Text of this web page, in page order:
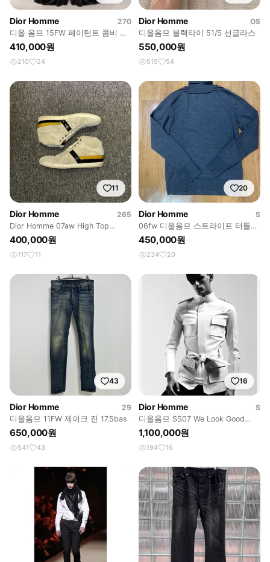
Dior Homme
270
디올 옴므 15FW 페이턴트 콤비 로
우탑 스니커즈 블랙 41.5
410,000원
210 24
Dior Homme
OS
디올옴므 블랙타이 51/S 선글라스
550,000원
519 54
11
Dior Homme
265
Dior Homme 07aw High Top
Sneakers
400,000원
117 11
20
Dior Homme
S
06fw 디올옴므 스트라이프 터틀넥
S
450,000원
234 20
43
Dior Homme
29
디올옴므 11FW 제이크 진 17.5bas
650,000원
541 43
16
Dior Homme
S
디올옴므 SS07 We Look Good
Together 사파리 자켓
1,100,000원
194 16